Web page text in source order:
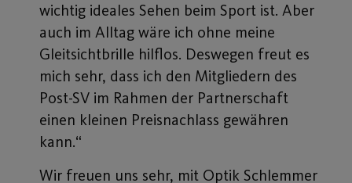
wichtig ideales Sehen beim Sport ist. Aber
auch im Alltag wäre ich ohne meine
Gleitsichtbrille hilflos. Deswegen freut es
mich sehr, dass ich den Mitgliedern des
Post-SV im Rahmen der Partnerschaft
einen kleinen Preisnachlass gewähren
kann.“
Wir freuen uns sehr, mit Optik Schlemmer